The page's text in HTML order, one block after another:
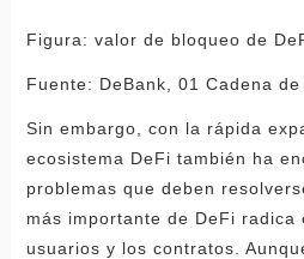
Figura: valor de bloqueo de
Fuente: DeBank, 01 Cadena
Sin embargo, con la rápida
ecosistema DeFi también ha
problemas que deben
más importante de DeFi radica
usuarios y los contratos.